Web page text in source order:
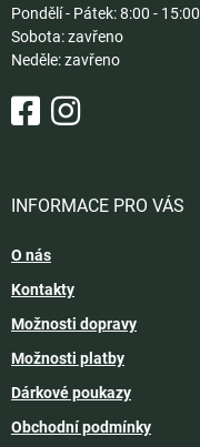
Pondělí - Pátek: 8:00 - 15:00
Sobota: zavřeno
Neděle: zavřeno
INFORMACE PRO VÁS
O nás
Kontakty
Možnosti dopravy
Možnosti platby
Dárkové poukazy
Obchodní podmínky